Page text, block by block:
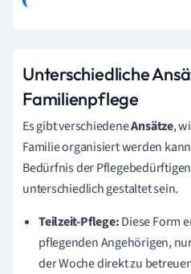
Unterschiedliche
Familienpflege
Es gibt verschiedeneAnsätze,
Familie organisiert werden
Bedürfnis der
unterschiedlich gestaltet sein.
Teilzeit-Pflege:Diese Form
pflegenden Angehörigen,
der Woche direkt zu